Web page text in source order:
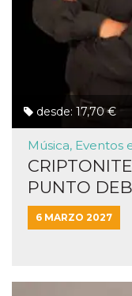
desde: 17,70 €
Música, Eventos
PUNTO
6 MARZO 2027